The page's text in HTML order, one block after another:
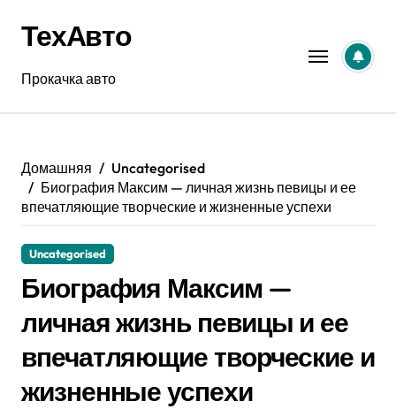
содержанию
ТехАвто
Прокачка авто
Домашняя
Uncategorised
Биография Максим — личная жизнь певицы и ее
впечатляющие творческие и жизненные успехи
Uncategorised
Биография Максим —
личная жизнь певицы и ее
впечатляющие творческие и
жизненные успехи